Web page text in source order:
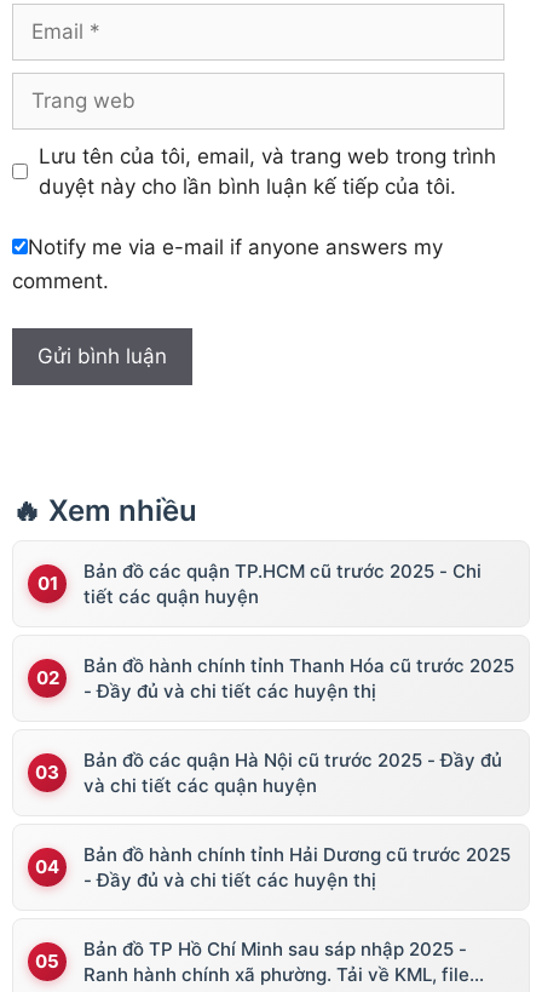
web
Lưu tên của tôi, email, và trang web trong trình
duyệt này cho lần bình luận kế tiếp của tôi.
Notify me via e-mail if anyone answers my
comment.
🔥 Xem nhiều
Bản đồ các quận TP.HCM cũ trước 2025 - Chi
tiết các quận huyện
Bản đồ hành chính tỉnh Thanh Hóa cũ trước 2025
- Đầy đủ và chi tiết các huyện thị
Bản đồ các quận Hà Nội cũ trước 2025 - Đầy đủ
và chi tiết các quận huyện
Bản đồ hành chính tỉnh Hải Dương cũ trước 2025
- Đầy đủ và chi tiết các huyện thị
Bản đồ TP Hồ Chí Minh sau sáp nhập 2025 -
Ranh hành chính xã phường. Tải về KML, file